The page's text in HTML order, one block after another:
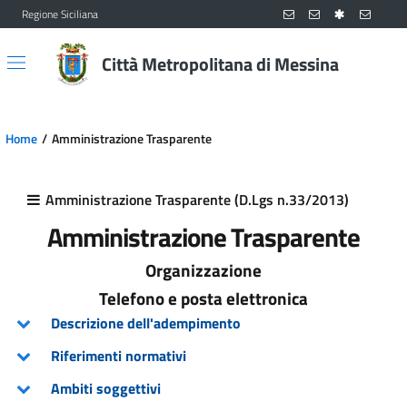
Vai al contenuto principale
Vai al menu principale
Regione Siciliana
Città Metropolitana di Messina
Home Amministrazione Trasparente
Amministrazione Trasparente (D.Lgs n.33/2013)
Amministrazione Trasparente
Organizzazione
Telefono e posta elettronica
Descrizione dell'adempimento
Riferimenti normativi
Ambiti soggettivi